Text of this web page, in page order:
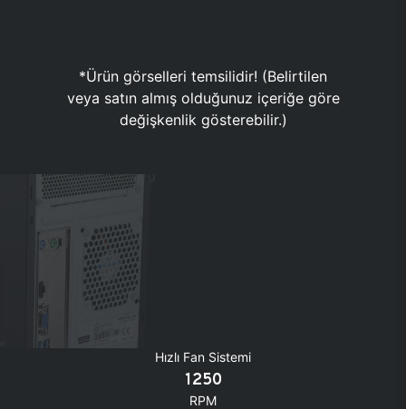
*Ürün görselleri temsilidir! (Belirtilen
veya satın almış olduğunuz içeriğe göre
değişkenlik gösterebilir.)
Hızlı Fan Sistemi
1250
RPM